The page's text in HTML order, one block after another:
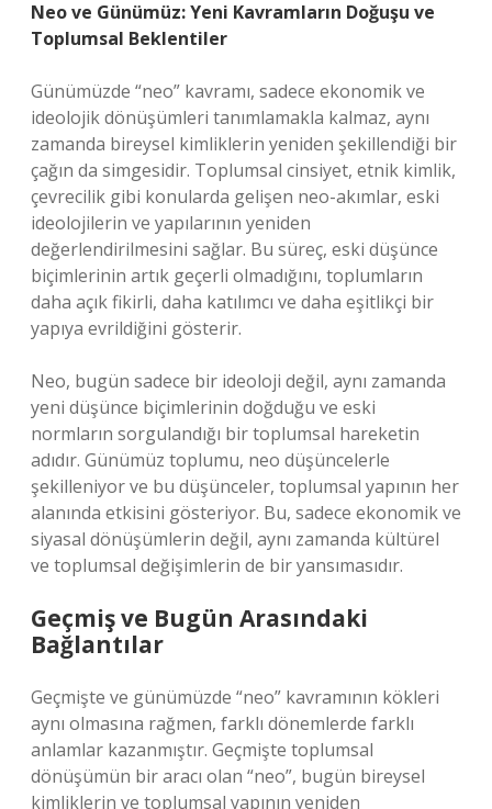
Neo ve Günümüz: Yeni Kavramların Doğuşu ve
Toplumsal Beklentiler
Günümüzde “neo” kavramı, sadece ekonomik ve
ideolojik dönüşümleri tanımlamakla kalmaz, aynı
zamanda bireysel kimliklerin yeniden şekillendiği bir
çağın da simgesidir. Toplumsal cinsiyet, etnik kimlik,
çevrecilik gibi konularda gelişen neo-akımlar, eski
ideolojilerin ve yapılarının yeniden
değerlendirilmesini sağlar. Bu süreç, eski düşünce
biçimlerinin artık geçerli olmadığını, toplumların
daha açık fikirli, daha katılımcı ve daha eşitlikçi bir
yapıya evrildiğini gösterir.
Neo, bugün sadece bir ideoloji değil, aynı zamanda
yeni düşünce biçimlerinin doğduğu ve eski
normların sorgulandığı bir toplumsal hareketin
adıdır. Günümüz toplumu, neo düşüncelerle
şekilleniyor ve bu düşünceler, toplumsal yapının her
alanında etkisini gösteriyor. Bu, sadece ekonomik ve
siyasal dönüşümlerin değil, aynı zamanda kültürel
ve toplumsal değişimlerin de bir yansımasıdır.
Geçmiş ve Bugün Arasındaki
Bağlantılar
Geçmişte ve günümüzde “neo” kavramının kökleri
aynı olmasına rağmen, farklı dönemlerde farklı
anlamlar kazanmıştır. Geçmişte toplumsal
dönüşümün bir aracı olan “neo”, bugün bireysel
kimliklerin ve toplumsal yapının yeniden